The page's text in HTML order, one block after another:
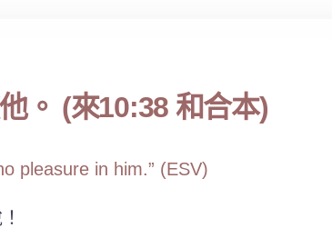
。 (來10:38 和合本)
pleasure in him.” (ESV)